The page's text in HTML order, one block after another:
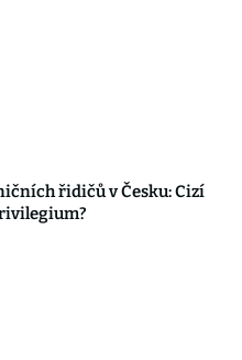
řidičů v Česku: Cizí